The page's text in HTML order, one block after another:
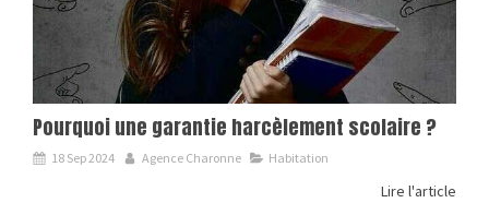
Pourquoi une garantie harcèlement scolaire ?
18 Sep 2024 Agence Charonne Habitation
Lire l'article